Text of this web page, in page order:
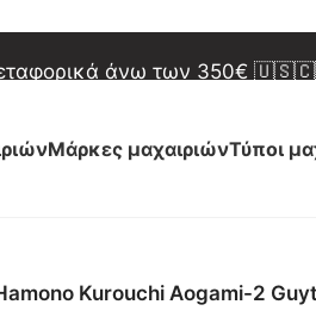
άνω των 350€ 🇺🇸🇨🇦
Μάρκες μαχαιριώνΤύποι
Kurouchi Aogami-2